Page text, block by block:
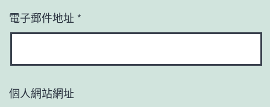
電子郵件地址 *
個人網站網址